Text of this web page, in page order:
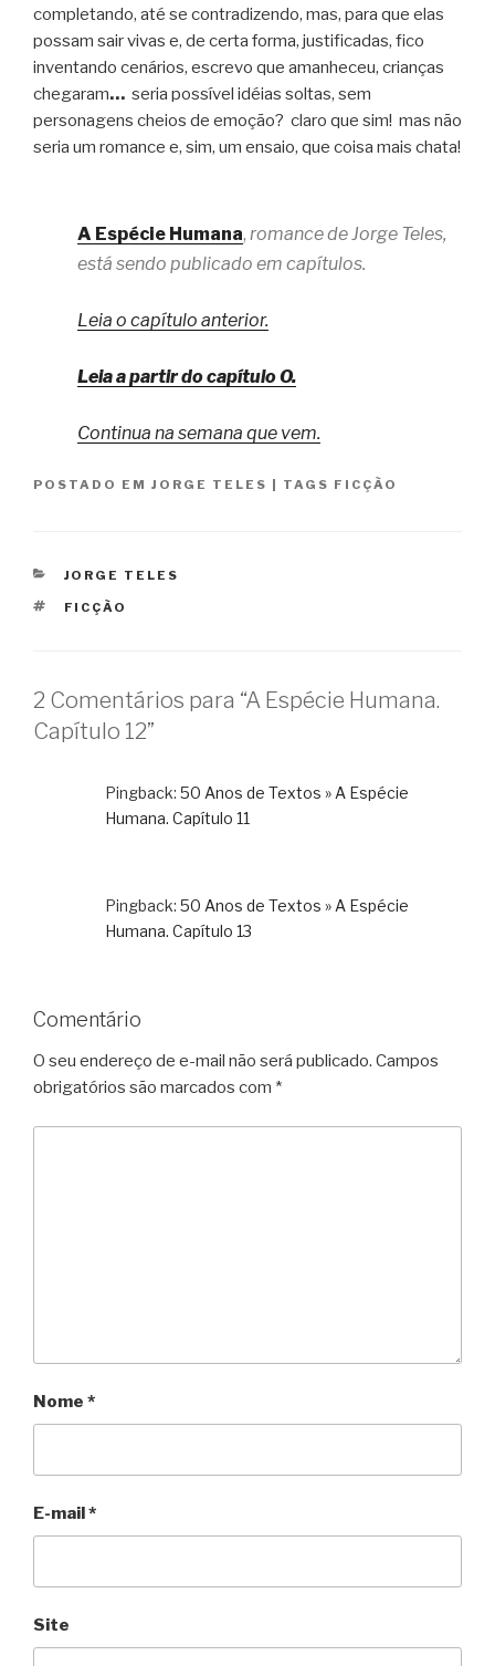
completando, até se contradizendo, mas, para que elas
possam sair vivas e, de certa forma, justificadas, fico
inventando cenários, escrevo que amanheceu, crianças
chegaram… seria possível idéias soltas, sem
personagens cheios de emoção? claro que sim! mas não
seria um romance e, sim, um ensaio, que coisa mais chata!
A Espécie Humana, romance de Jorge Teles,
está sendo publicado em capítulos.
Leia o capítulo anterior.
Leia a partir do capítulo O.
Continua na semana que vem.
POSTADO EM JORGE TELES | TAGS FICÇÃO
CATEGORIAS
JORGE TELES
TAGS
FICÇÃO
2 Comentários para “A Espécie Humana.
Capítulo 12”
Pingback: 50 Anos de Textos » A Espécie
Humana. Capítulo 11
Pingback: 50 Anos de Textos » A Espécie
Humana. Capítulo 13
Comentário
O seu endereço de e-mail não será publicado. Campos
obrigatórios são marcados com *
Nome *
E-mail*
Site